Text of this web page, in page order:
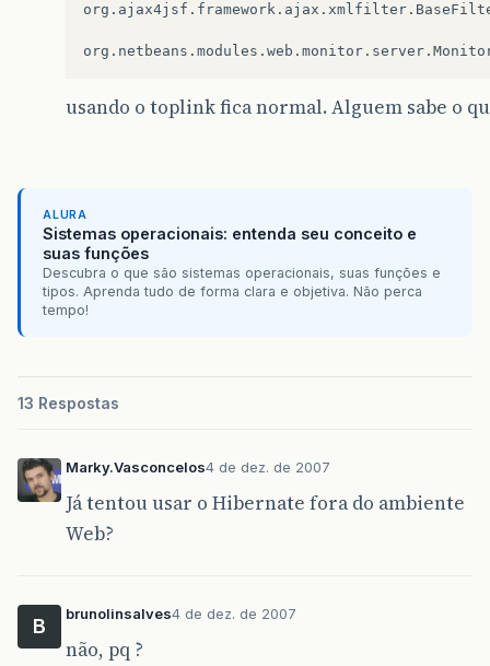
usando o toplink fica normal. Alguem sabe o
ALURA
Sistemas operacionais: entenda seu conceito e
suas funções
Descubra o que são sistemas operacionais, suas funções e
tipos. Aprenda tudo de forma clara e objetiva. Não perca
tempo!
13 Respostas
Marky.Vasconcelos4 de dez. de 2007
Já tentou usar o Hibernate fora do ambiente
Web?
B
brunolinsalves4 de dez. de 2007
não, pq ?